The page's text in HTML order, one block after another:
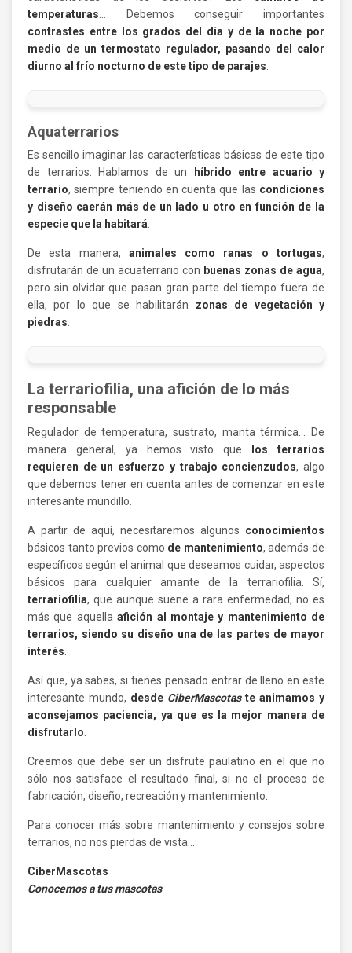
temperaturas … Debemos conseguir importantes
contrastes entre los grados del día y de la noche por
medio de un termostato regulador, pasando del calor
diurno al frío nocturno de este tipo de parajes
Aquaterrarios
Es sencillo imaginar las características básicas de este tipo
de terrarios. Hablamos de un
híbrido entre acuario y
terrario, siempre teniendo en cuenta que las condiciones
y diseño caerán más de un lado u otro en función de la
especie que la habitará
De esta manera, animales como ranas o tortugas,
disfrutarán de un acuaterrario con buenas zonas de agua,
pero sin olvidar que pasan gran parte del tiempo fuera de
ella, por lo que se habilitarán zonas de vegetación y
piedras
La terrariofilia, una afición de lo más
responsable
Regulador de temperatura, sustrato, manta térmica… De
manera general, ya hemos visto que
los terrarios
requieren de un esfuerzo y trabajo concienzudos, algo
que debemos tener en cuenta antes de comenzar en este
interesante mundillo.
A partir de aquí, necesitaremos algunos conocimientos
básicos tanto previos como de mantenimiento, además de
específicos según el animal que deseamos cuidar, aspectos
básicos para cualquier amante de la terrariofilia. Sí,
terrariofilia, que aunque suene a rara enfermedad, no es
más que aquellaafición al montaje y mantenimiento de
terrarios, siendo su diseño una de las partes de mayor
interés
Así que, ya sabes, si tienes pensado entrar de lleno en este
interesante mundo, desde CiberMascotaste animamos y
aconsejamos paciencia, ya que es la mejor manera de
disfrutarlo
Creemos que debe ser un disfrute paulatino en el que no
sólo nos satisface el resultado final, si no el proceso de
fabricación, diseño, recreación y mantenimiento.
Para conocer más sobre mantenimiento y consejos sobre
terrarios, no nos pierdas de vista…
CiberMascotas
Conocemos a tus mascotas